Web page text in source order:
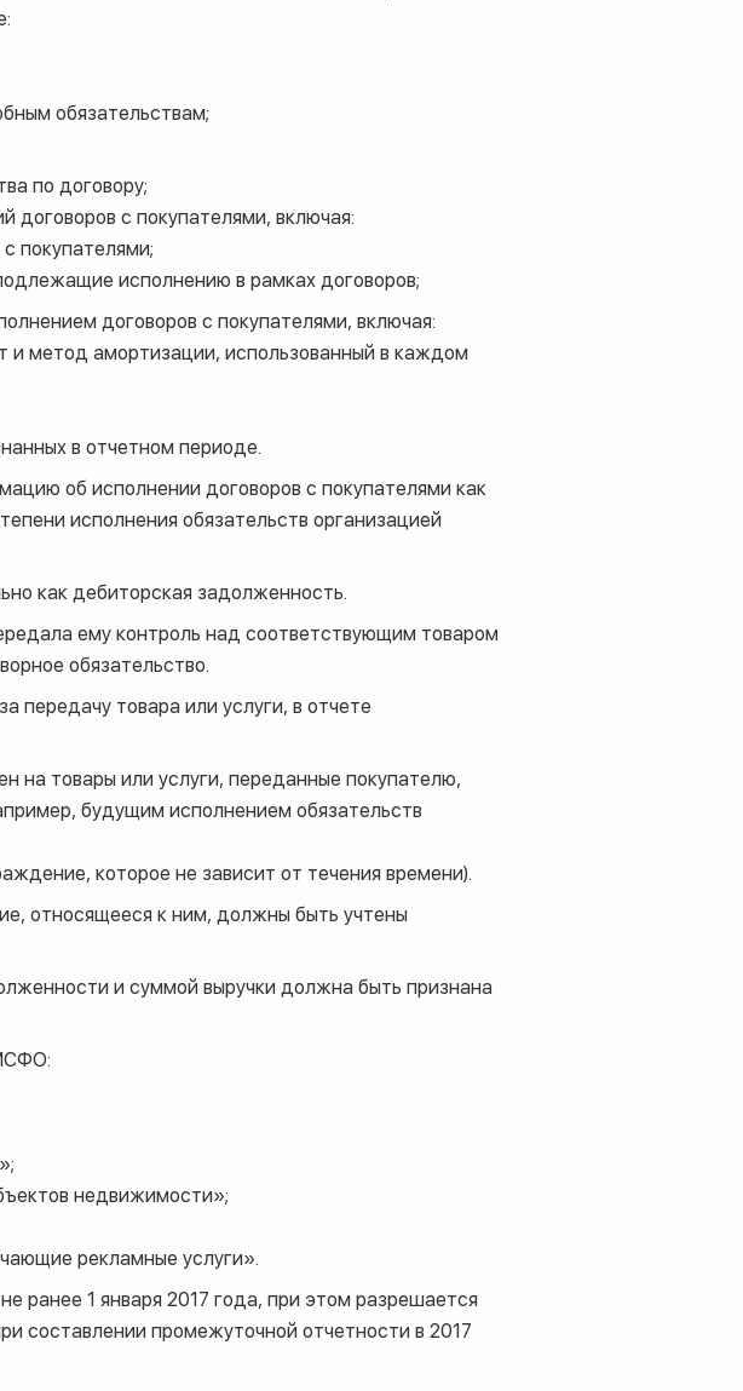
обязательствам;
по договору;
договоров с покупателями, включая:
покупателями;
исполнению в рамках договоров;
договоров с покупателями, включая:
метод амортизации, использованный в каждом
в отчетном периоде.
об исполнении договоров с покупателями как
исполнения обязательств организацией
как дебиторская задолженность.
ему контроль над соответствующим товаром
обязательство.
передачу товара или услуги, в отчете
на товары или услуги, переданные покупателю,
будущим исполнением обязательств
которое не зависит от течения времени).
относящееся к ним, должны быть учтены
и суммой выручки должна быть признана
недвижимости»;
рекламные услуги».
ранее 1 января 2017 года, при этом разрешается
составлении промежуточной отчетности в 2017